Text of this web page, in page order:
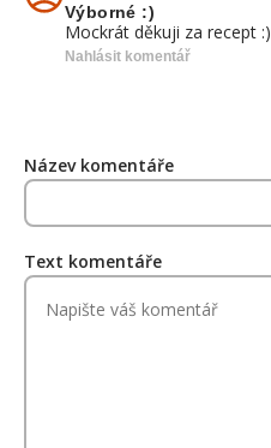
Výborné :)
Mockrát děkuji za recept :)
Nahlásit komentář
Název komentáře
Text komentáře